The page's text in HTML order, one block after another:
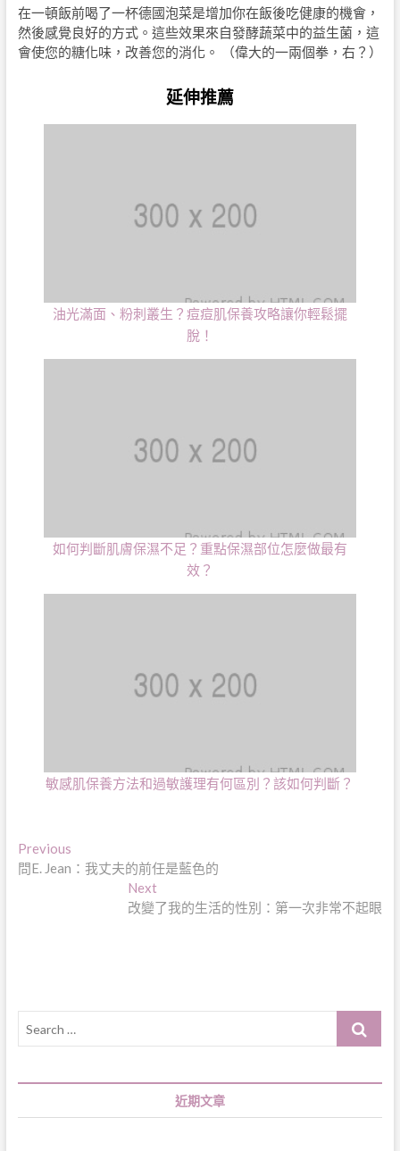
在一頓飯前喝了一杯德國泡菜是增加你在飯後吃健康的機會，
然後感覺良好的方式。這些效果來自發酵蔬菜中的益生菌，這
會使您的糖化味，改善您的消化。 （偉大的一兩個拳，右？）
延伸推薦
油光滿面、粉刺叢生？痘痘肌保養攻略讓你輕鬆擺
脫！
如何判斷肌膚保濕不足？重點保濕部位怎麼做最有
效？
敏感肌保養方法和過敏護理有何區別？該如何判斷？
文
章
PreviousPrevious
post:
問E. Jean：我丈夫的前任是藍色的
NextNext
post:
改變了我的生活的性別：第一次非常不起眼
Search
近期文章